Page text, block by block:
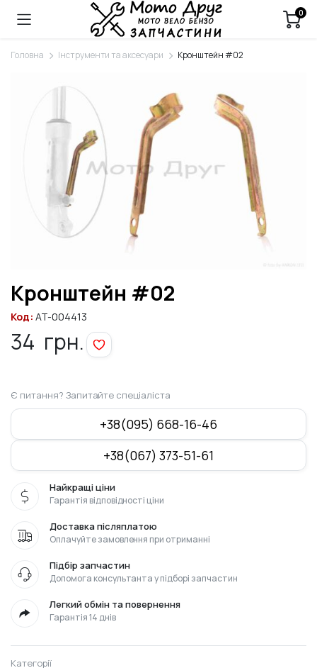
0
Головна Інструменти та аксесуари Кронштейн #02
Кронштейн #02
Код: AT-004413
34 грн.
Є питання? Запитайте спеціаліста
+38(095) 668-16-46
+38(067) 373-51-61
Найкращі ціни
Гарантія відповідності ціни
Доставка післяплатою
Оплачуйте замовлення при отриманні
Підбір запчастин
Допомога консультанта у підборі запчастин
Легкий обмін та повернення
Гарантія 14 днів
Категорії